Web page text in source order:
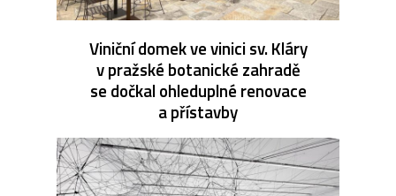
Viniční domek ve vinici sv. Kláry
v pražské botanické zahradě
se dočkal ohleduplné renovace
a přístavby